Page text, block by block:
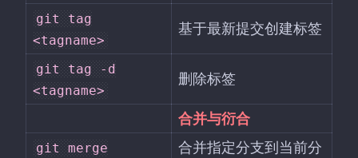
git tag
<tagname>
基于最新提交创建标签
git tag -d
<tagname>
删除标签
合并与衍合
git merge
合并指定分支到当前分